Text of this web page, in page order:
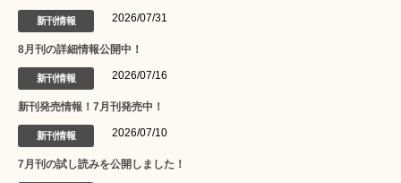
新刊情報 2026/07/31
8月刊の詳細情報公開中！
新刊情報 2026/07/16
新刊発売情報！7月刊発売中！
新刊情報 2026/07/10
7月刊の試し読みを公開しました！